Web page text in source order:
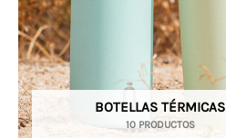
BOTELLAS TÉRMICAS
10 PRODUCTOS